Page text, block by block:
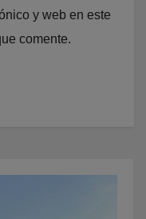
y web en este
comente.